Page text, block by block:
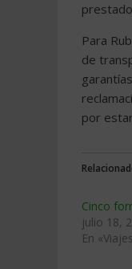
Para
de
por
Cinco
julio 18,
En